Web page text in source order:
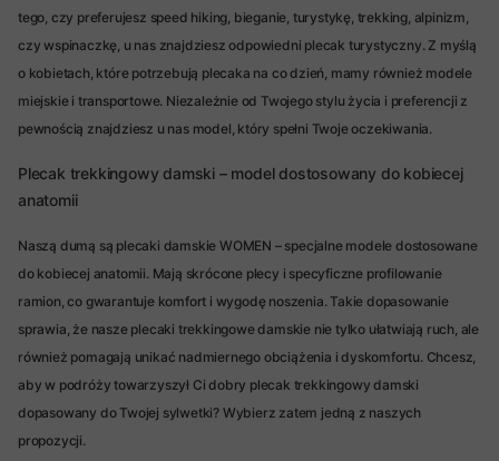
tego, czy preferujesz speed hiking, bieganie, turystykę, trekking, alpinizm,
czy wspinaczkę, u nas znajdziesz odpowiedni plecak turystyczny. Z myślą
o kobietach, które potrzebują plecaka na co dzień, mamy również modele
miejskie i transportowe. Niezależnie od Twojego stylu życia i preferencji z
pewnością znajdziesz u nas model, który spełni Twoje oczekiwania.
Plecak trekkingowy damski – model dostosowany do kobiecej
anatomii
Naszą dumą są plecaki damskie WOMEN – specjalne modele dostosowane
do kobiecej anatomii. Mają skrócone plecy i specyficzne profilowanie
ramion, co gwarantuje komfort i wygodę noszenia. Takie dopasowanie
sprawia, że nasze plecaki trekkingowe damskie nie tylko ułatwiają ruch, ale
również pomagają unikać nadmiernego obciążenia i dyskomfortu. Chcesz,
aby w podróży towarzyszył Ci dobry plecak trekkingowy damski
dopasowany do Twojej sylwetki? Wybierz zatem jedną z naszych
propozycji.